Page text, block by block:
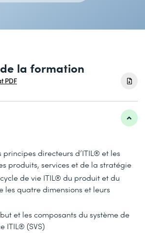
la formation
PDF
directeurs d’ITIL® et les
produits, services et de la stratégie
de vie ITIL® du produit et du
les quatre dimensions et leurs
et les composants du système de
ITIL® (SVS)